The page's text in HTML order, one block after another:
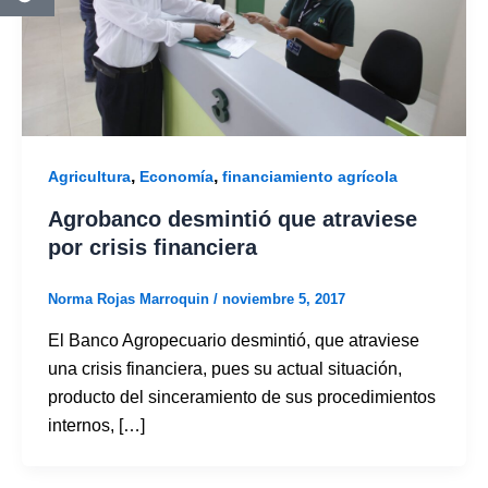
Agricultura, Economía, financiamiento agrícola
Agrobanco desmintió que atraviese
por crisis financiera
Norma Rojas Marroquin / noviembre 5, 2017
El Banco Agropecuario desmintió, que atraviese
una crisis financiera, pues su actual situación,
producto del sinceramiento de sus procedimientos
internos, […]